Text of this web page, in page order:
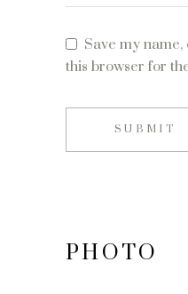
Save my
this browser for
SUBMIT
PHOTO